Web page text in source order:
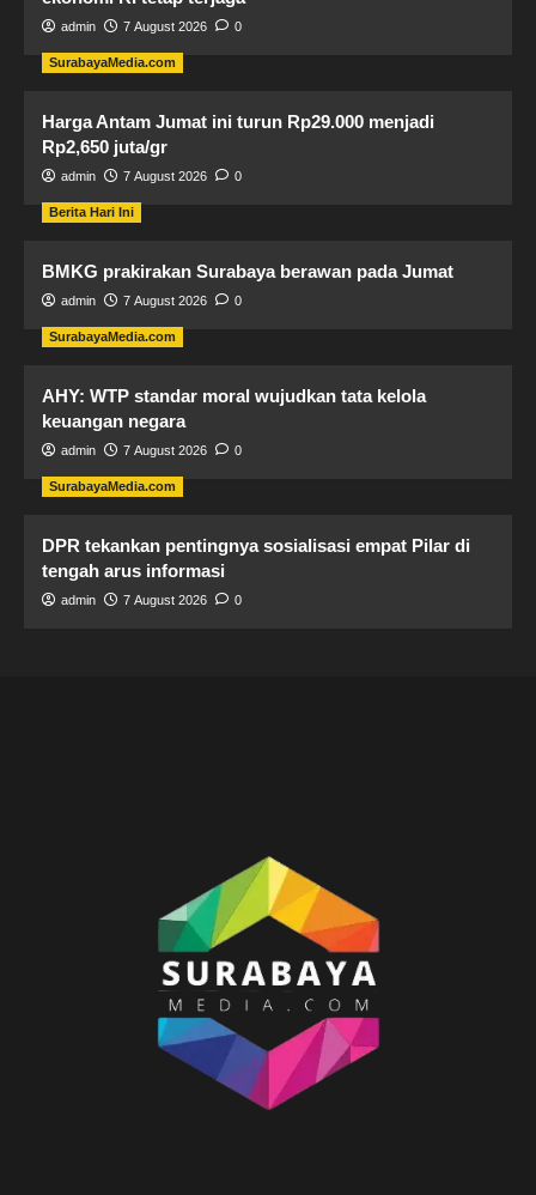
admin 7 August 2026 0
SurabayaMedia.com
Harga Antam Jumat ini turun Rp29.000 menjadi
Rp2,650 juta/gr
admin 7 August 2026 0
Berita Hari Ini
BMKG prakirakan Surabaya berawan pada Jumat
admin 7 August 2026 0
SurabayaMedia.com
AHY: WTP standar moral wujudkan tata kelola
keuangan negara
admin 7 August 2026 0
SurabayaMedia.com
DPR tekankan pentingnya sosialisasi empat Pilar di
tengah arus informasi
admin 7 August 2026 0